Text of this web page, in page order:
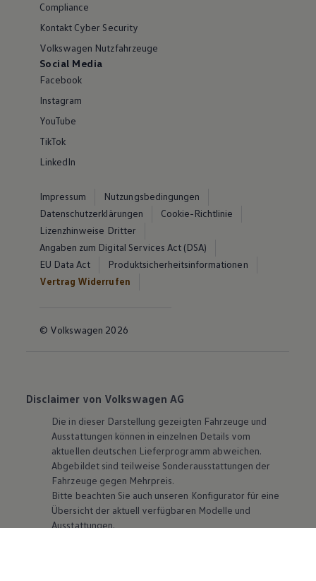
Compliance
Kontakt Cyber Security
Volkswagen Nutzfahrzeuge
Social Media
Facebook
Instagram
YouTube
TikTok
LinkedIn
Impressum
Nutzungsbedingungen
Datenschutzerklärungen
Cookie-Richtlinie
Lizenzhinweise Dritter
Angaben zum Digital Services Act (DSA)
EU Data Act
Produktsicherheitsinformationen
Vertrag Widerrufen
© Volkswagen 2026
Disclaimer von Volkswagen AG
Die in dieser Darstellung gezeigten Fahrzeuge und
Ausstattungen können in einzelnen Details vom
aktuellen deutschen Lieferprogramm abweichen.
Abgebildet sind teilweise Sonderausstattungen der
Fahrzeuge gegen Mehrpreis.
Bitte beachten Sie auch unseren Konfigurator für eine
Übersicht der aktuell verfügbaren Modelle und
Ausstattungen.